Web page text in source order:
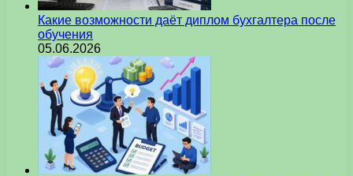
Какие возможности даёт диплом бухгалтера после
обучения
05.06.2026